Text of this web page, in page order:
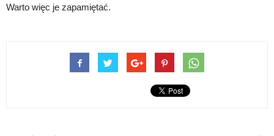
Warto więc je zapamiętać.